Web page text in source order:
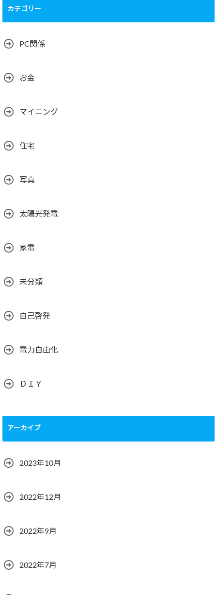
カテゴリー
PC関係
お金
マイニング
住宅
写真
太陽光発電
家電
未分類
自己啓発
電力自由化
ＤＩＹ
アーカイブ
2023年10月
2022年12月
2022年9月
2022年7月